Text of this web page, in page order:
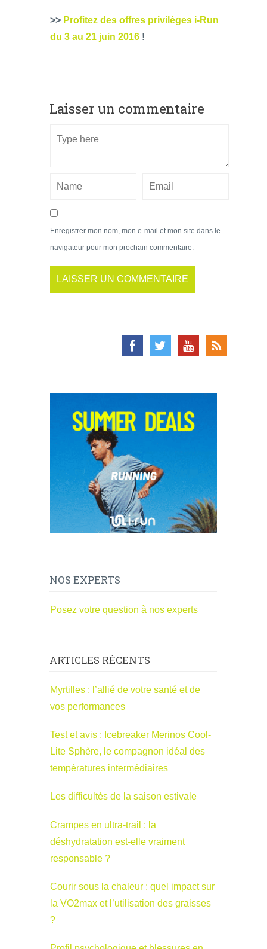
>> Profitez des offres privilèges i-Run
du 3 au 21 juin 2016 !
Laisser un commentaire
Enregistrer mon nom, mon e-mail et mon site dans le
navigateur pour mon prochain commentaire.
NOS EXPERTS
Posez votre question à nos experts
ARTICLES RÉCENTS
Myrtilles : l’allié de votre santé et de
vos performances
Test et avis : Icebreaker Merinos Cool-
Lite Sphère, le compagnon idéal des
températures intermédiaires
Les difficultés de la saison estivale
Crampes en ultra-trail : la
déshydratation est-elle vraiment
responsable ?
Courir sous la chaleur : quel impact sur
la VO2max et l’utilisation des graisses
?